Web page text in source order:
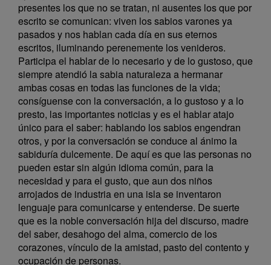
presentes los que no se tratan, ni ausentes los que por
escrito se comunican: viven los sabios varones ya
pasados y nos hablan cada día en sus eternos
escritos, iluminando perenemente los venideros.
Participa el hablar de lo necesario y de lo gustoso, que
siempre atendió la sabia naturaleza a hermanar
ambas cosas en todas las funciones de la vida;
consíguense con la conversación, a lo gustoso y a lo
presto, las importantes noticias y es el hablar atajo
único para el saber: hablando los sabios engendran
otros, y por la conversación se conduce al ánimo la
sabiduría dulcemente. De aquí es que las personas no
pueden estar sin algún idioma común, para la
necesidad y para el gusto, que aun dos niños
arrojados de industria en una isla se inventaron
lenguaje para comunicarse y entenderse. De suerte
que es la noble conversación hija del discurso, madre
del saber, desahogo del alma, comercio de los
corazones, vínculo de la amistad, pasto del contento y
ocupación de personas.